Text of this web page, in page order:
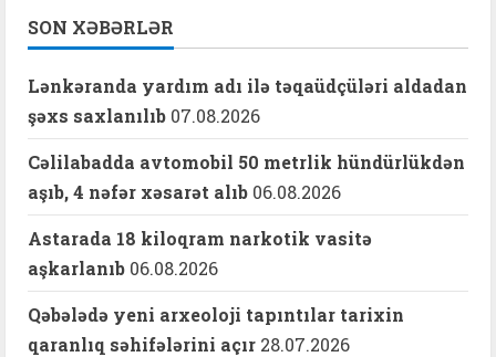
SON XƏBƏRLƏR
Lənkəranda yardım adı ilə təqaüdçüləri aldadan
şəxs saxlanılıb 07.08.2026
Cəlilabadda avtomobil 50 metrlik hündürlükdən
aşıb, 4 nəfər xəsarət alıb 06.08.2026
Astarada 18 kiloqram narkotik vasitə
aşkarlanıb 06.08.2026
Qəbələdə yeni arxeoloji tapıntılar tarixin
qaranlıq səhifələrini açır 28.07.2026